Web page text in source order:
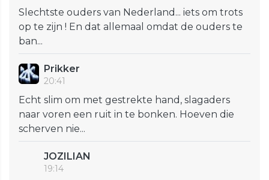
Slechtste ouders van Nederland... iets om trots
op te zijn ! En dat allemaal omdat de ouders te
ban...
Prikker
20:41
Echt slim om met gestrekte hand, slagaders
naar voren een ruit in te bonken. Hoeven die
scherven nie...
JOZILIAN
19:14